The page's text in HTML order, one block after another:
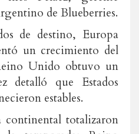
de Blueberries.
de destino, Europa
un crecimiento del
Unido obtuvo un
detalló que Estados
estables.
continental totalizaron